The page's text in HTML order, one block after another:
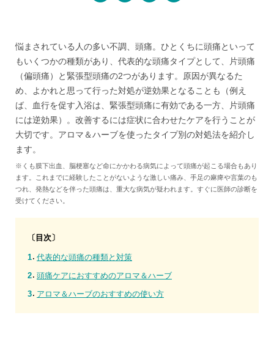
悩まされている人の多い不調、頭痛。ひとくちに頭痛といって
もいくつかの種類があり、代表的な頭痛タイプとして、片頭痛
（偏頭痛）と緊張型頭痛の2つがあります。原因が異なるた
め、よかれと思って行った対処が逆効果となることも（例え
ば、血行を促す入浴は、緊張型頭痛に有効である一方、片頭痛
には逆効果）。改善するには症状に合わせたケアを行うことが
大切です。アロマ＆ハーブを使ったタイプ別の対処法を紹介し
ます。
※くも膜下出血、脳梗塞など命にかかわる病気によって頭痛が起こる場合もあり
ます。これまでに経験したことがないような激しい痛み、手足の麻痺や言葉のも
つれ、発熱などを伴った頭痛は、重大な病気が疑われます。すぐに医師の診断を
受けてください。
〔目次〕
代表的な頭痛の種類と対策
頭痛ケアにおすすめのアロマ＆ハーブ
アロマ＆ハーブのおすすめの使い方